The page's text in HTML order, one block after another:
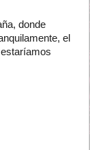
donde
el